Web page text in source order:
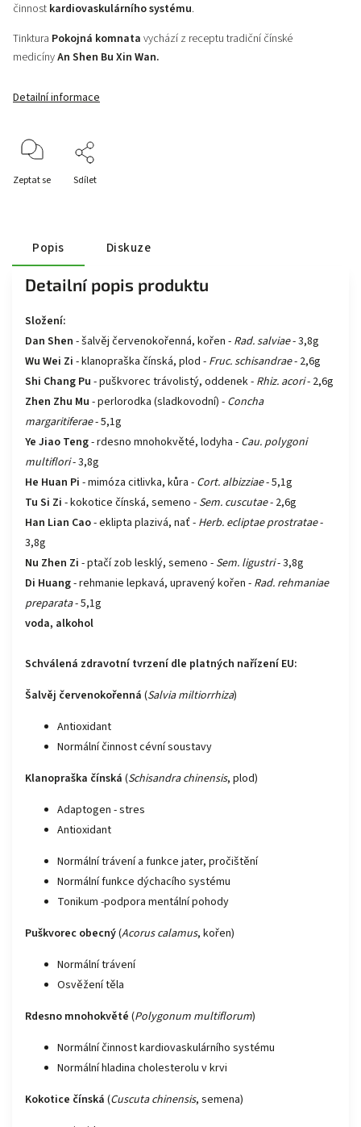
činnost kardiovaskulárního systému.
Tinktura Pokojná komnata vychází z receptu tradiční čínské
medicínyAn Shen Bu Xin Wan.
Detailní informace
Zeptat se Sdílet
Popis Diskuze
Detailní popis produktu
Složení:
Dan Shen - šalvěj červenokořenná, kořen - Rad. salviae- 3,8g
Wu Wei Zi - klanopraška čínská, plod - Fruc. schisandrae- 2,6g
Shi Chang Pu - puškvorec trávolistý, oddenek - Rhiz. acori- 2,6g
Zhen Zhu Mu - perlorodka (sladkovodní) - Concha
margaritiferae- 5,1g
Ye Jiao Teng- rdesno mnohokvěté, lodyha - Cau. polygoni
multiflori- 3,8g
He Huan Pi - mimóza citlivka, kůra - Cort. albizziae- 5,1g
Tu Si Zi - kokotice čínská, semeno - Sem. cuscutae- 2,6g
Han Lian Cao- eklipta plazivá, nať - Herb. ecliptae prostratae-
3,8g
Nu Zhen Zi - ptačí zob lesklý, semeno - Sem. ligustri- 3,8g
Di Huang- rehmanie lepkavá, upravený kořen - Rad. rehmaniae
preparata- 5,1g
voda, alkohol
Schválená zdravotní tvrzení dle platných nařízení EU:
Šalvěj červenokořenná (Salvia miltiorrhiza)
Antioxidant
Normální činnost cévní soustavy
Klanopraška čínská (Schisandra chinensis, plod)
Adaptogen - stres
Antioxidant
Normální trávení a funkce jater, pročištění
Normální funkce dýchacího systému
Tonikum -podpora mentální pohody
Puškvorec obecný(Acorus calamus, kořen)
Normální trávení
Osvěžení těla
Rdesno mnohokvěté (Polygonum multiflorum)
Normální činnost kardiovaskulárního systému
Normální hladina cholesterolu v krvi
Kokotice čínská (Cuscuta chinensis, semena)